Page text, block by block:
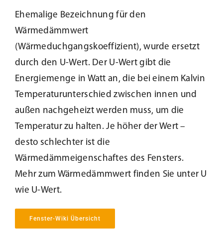
Hebe-Schiebetüren
Terrassentüren
Beschattung
Fensterbänke
Shop
Konfigurator
Ehemalige Bezeichnung für den
Wärmedämmwert
(Wärmeduchgangskoeffizient), wurde ersetzt
durch den U-Wert. Der U-Wert gibt die
Energiemenge in Watt an, die bei einem Kalvin
Temperaturunterschied zwischen innen und
außen nachgeheizt werden muss, um die
Temperatur zu halten. Je höher der Wert –
desto schlechter ist die
Wärmedämmeigenschaftes des Fensters.
Mehr zum Wärmedämmwert finden Sie unter U
wie U-Wert.
Fenster-Wiki Übersicht